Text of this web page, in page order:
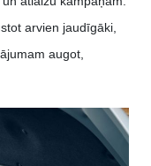
arvien jaudīgāki,
augot,